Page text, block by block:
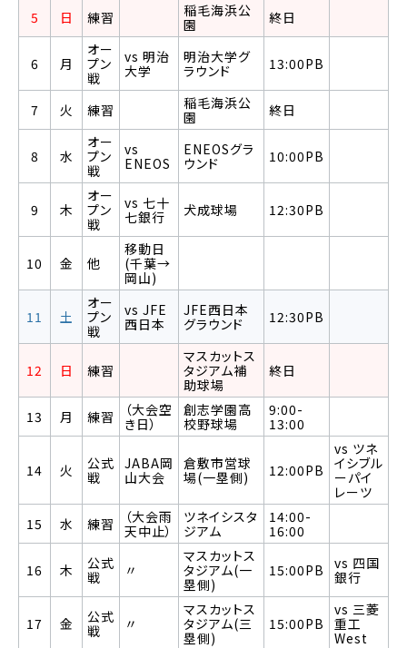
5
日 練習
稲毛海浜公
園
終日
6 月
オー
プン
戦
vs 明治
大学
明治大学グ
ラウンド
13:00PB
7 火 練習
稲毛海浜公
園
終日
8 水
オー
プン
戦
vs
ENEOS
ENEOSグラ
ウンド
10:00PB
9 木
オー
プン
戦
vs 七十
七銀行
犬成球場 12:30PB
10 金 他
移動日
(千葉→
岡山)
11 土
オー
プン
戦
vs JFE
西日本
JFE西日本
グラウンド
12:30PB
12 日 練習
マスカットス
タジアム補
助球場
終日
13 月 練習
（大会空
き日）
創志学園高
校野球場
9:00-
13:00
14 火
公式
戦
JABA岡
山大会
倉敷市営球
場(一塁側)
12:00PB
vs ツネ
イシブル
ーパイ
レーツ
15
水 練習
（大会雨
天中止）
ツネイシスタ
ジアム
14:00-
16:00
16 木
公式
戦
〃
マスカットス
タジアム(一
塁側)
15:00PB
vs 四国
銀行
17 金
公式
戦
〃
マスカットス
タジアム(三
塁側)
15:00PB
vs 三菱
重工
West